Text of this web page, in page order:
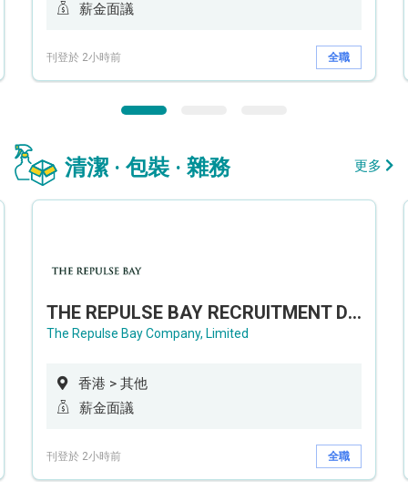
薪金面議
刊登於 2小時前 全職
清潔 · 包裝 · 雜務 更多
THE REPULSE BAY RECRUITMENT DAY 淺水灣影灣園人才招聘會
The Repulse Bay Company, Limited
香港 > 其他
薪金面議
刊登於 2小時前 全職